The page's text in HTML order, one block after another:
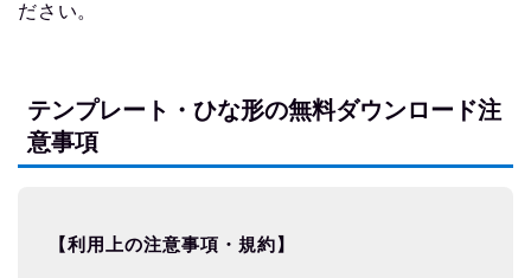
ださい。
テンプレート・ひな形の無料ダウンロード注
意事項
【利用上の注意事項・規約】